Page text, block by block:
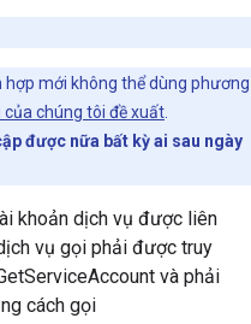
hợp mới không thể dùng phương
của chúng tôi đề xuất
được nữa bất kỳ ai sau ngày
khoản dịch vụ được liên
vụ gọi phải được truy
và phải
cách gọi